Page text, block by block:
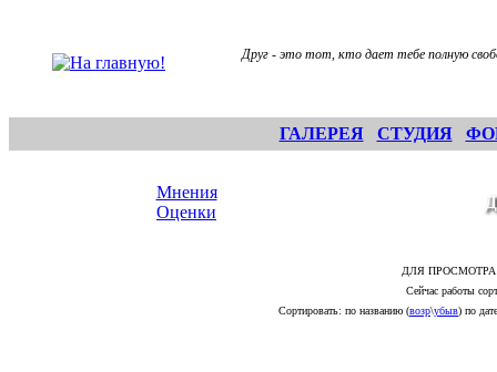
Друг - это тот, кто дает тебе полную
ГАЛЕРЕЯ СТУДИЯ
Мнения
Оценки
ДЛЯ
Сейчас работы
Сортировать: по названию (возр\убыв) по